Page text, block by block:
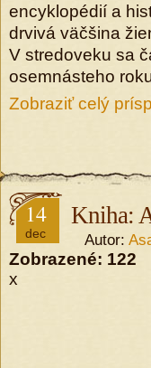
encyklopédií a
drvivá väčšina
V stredoveku sa
osemnásteho
Zobraziť celý
14
dec
Kniha:
Autor:
Zobrazené: 122
x